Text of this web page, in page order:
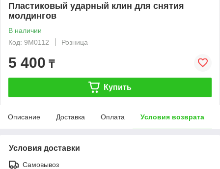
Пластиковый ударный клин для снятия
молдингов
В наличии
Код: 9M0112
Розница
5 400 ₸
Купить
Описание Доставка Оплата Условия возврата
Условия доставки
Самовывоз